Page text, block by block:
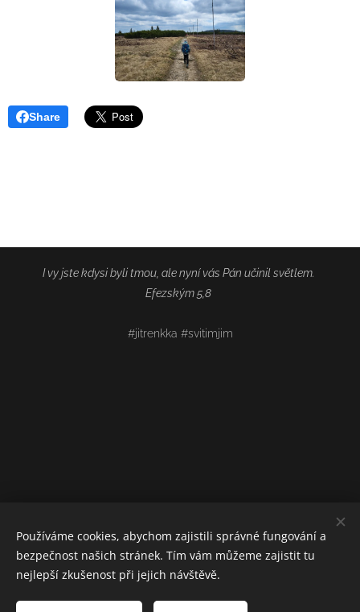
Share
I vy jste kdysi byli tmou, ale nyní vás Pán učinil světlem.
Efezským 5,8
#jitrenkka #svitimjim
Používáme cookies, abychom zajistili správné fungování a
bezpečnost našich stránek. Tím vám můžeme zajistit tu
nejlepší zkušenost při jejich návštěvě.